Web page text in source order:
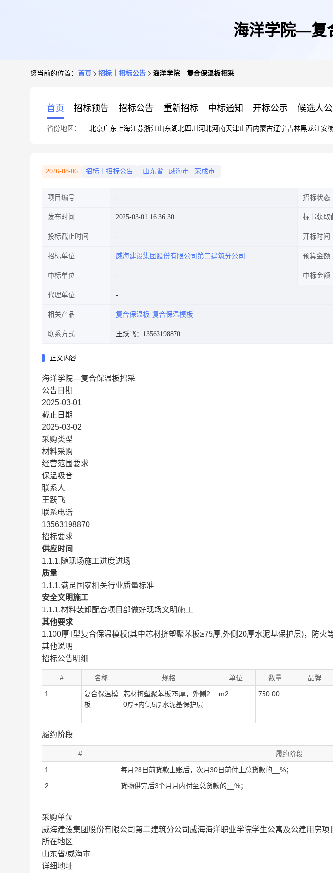
海洋学院—复
您当前的位置： 首页 招标｜招标公告 海洋学院—复合保温板招采
首页 招标预告 招标公告 重新招标 中标通知 开标公示 候选人
省份地区： 北京广东 上海江苏浙江山东湖北四川 河北河南天津山西内蒙古辽宁吉林黑龙江安
2026-08-06 招标｜招标公告 山东省 威海市 荣成市
项目编号 招标状态
发布时间 2025-03-01 16:36:30 标书获取
投标截止时间 开标时间
招标单位 威海建设集团股份有限公司第二建筑分公司 预算金额
中标单位 中标金额
代理单位
相关产品 复合保温板 复合保温模板
联系方式 王跃飞：13563198870
正文内容
海洋学院—复合保温板招采
公告日期
2025-03-01
截止日期
2025-03-02
采购类型
材料采购
经营范围要求
保温吸音
联系人
王跃飞
联系电话
13563198870
招标要求
供应时间
1.1.1.随现场施工进度进场
质量
1.1.1.满足国家相关行业质量标准
安全文明施工
1.1.1.材料装卸配合项目部做好现场文明施工
其他要求
1.100厚II型复合保温模板(其中芯材挤塑聚苯板≥75厚,外侧20厚水泥基保护层)，防火
其他说明
招标公告明细
# 名称 规格 单位 数量 品牌
1
复合保温模
板
芯材挤塑聚苯板75厚，外侧2
0厚+内侧5厚水泥基保护层
m2 750.00
履约阶段
# 履约阶段
1 每月28日前货款上账后，次月30日前付上总货款的__%；
2 货物供完后3个月月内付至总货款的__%；
采购单位
威海建设集团股份有限公司第二建筑分公司威海海洋职业学院学生公寓及公建用房项
所在地区
山东省/威海市
详细地址